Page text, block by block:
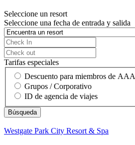
Seleccione un resort
Seleccione una fecha de entrada y salida
Tarifas especiales
Descuento para miembros de AAA
Grupos / Corporativo
ID de agencia de viajes
Westgate Park City Resort & Spa